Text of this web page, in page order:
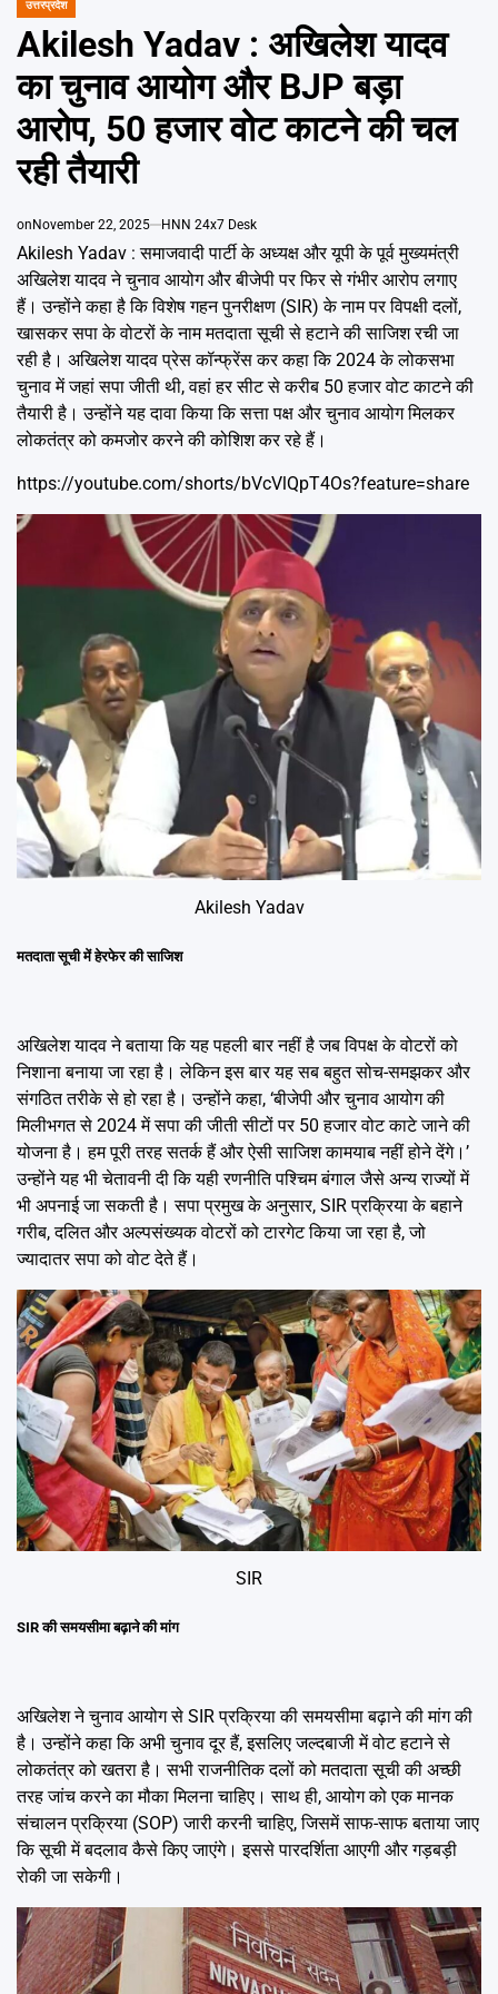
POSTED
उत्तरप्रदेश
Akilesh Yadav : अखिलेश यादव
का चुनाव आयोग और BJP बड़ा
आरोप, 50 हजार वोट काटने की चल
रही तैयारी
onNovember 22, 2025 HNN 24x7 Desk
Akilesh Yadav : समाजवादी पार्टी के अध्यक्ष और यूपी के पूर्व मुख्यमंत्री
अखिलेश यादव ने चुनाव आयोग और बीजेपी पर फिर से गंभीर आरोप लगाए
हैं। उन्होंने कहा है कि विशेष गहन पुनरीक्षण (SIR) के नाम पर विपक्षी दलों,
खासकर सपा के वोटरों के नाम मतदाता सूची से हटाने की साजिश रची जा
रही है। अखिलेश यादव प्रेस कॉन्फ्रेंस कर कहा कि 2024 के लोकसभा
चुनाव में जहां सपा जीती थी, वहां हर सीट से करीब 50 हजार वोट काटने की
तैयारी है। उन्होंने यह दावा किया कि सत्ता पक्ष और चुनाव आयोग मिलकर
लोकतंत्र को कमजोर करने की कोशिश कर रहे हैं।
https://youtube.com/shorts/bVcVlQpT4Os?feature=share
Akilesh Yadav
मतदाता सूची में हेरफेर की साजिश
अखिलेश यादव ने बताया कि यह पहली बार नहीं है जब विपक्ष के वोटरों को
निशाना बनाया जा रहा है। लेकिन इस बार यह सब बहुत सोच-समझकर और
संगठित तरीके से हो रहा है। उन्होंने कहा, ‘बीजेपी और चुनाव आयोग की
मिलीभगत से 2024 में सपा की जीती सीटों पर 50 हजार वोट काटे जाने की
योजना है। हम पूरी तरह सतर्क हैं और ऐसी साजिश कामयाब नहीं होने देंगे।’
उन्होंने यह भी चेतावनी दी कि यही रणनीति पश्चिम बंगाल जैसे अन्य राज्यों में
भी अपनाई जा सकती है। सपा प्रमुख के अनुसार, SIR प्रक्रिया के बहाने
गरीब, दलित और अल्पसंख्यक वोटरों को टारगेट किया जा रहा है, जो
ज्यादातर सपा को वोट देते हैं।
SIR
SIR की समयसीमा बढ़ाने की मांग
अखिलेश ने चुनाव आयोग से SIR प्रक्रिया की समयसीमा बढ़ाने की मांग की
है। उन्होंने कहा कि अभी चुनाव दूर हैं, इसलिए जल्दबाजी में वोट हटाने से
लोकतंत्र को खतरा है। सभी राजनीतिक दलों को मतदाता सूची की अच्छी
तरह जांच करने का मौका मिलना चाहिए। साथ ही, आयोग को एक मानक
संचालन प्रक्रिया (SOP) जारी करनी चाहिए, जिसमें साफ-साफ बताया जाए
कि सूची में बदलाव कैसे किए जाएंगे। इससे पारदर्शिता आएगी और गड़बड़ी
रोकी जा सकेगी।